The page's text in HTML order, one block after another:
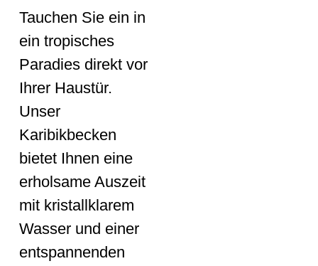
Tauchen Sie ein in
ein tropisches
Paradies direkt vor
Ihrer Haustür.
Unser
Karibikbecken
bietet Ihnen eine
erholsame Auszeit
mit kristallklarem
Wasser und einer
entspannenden